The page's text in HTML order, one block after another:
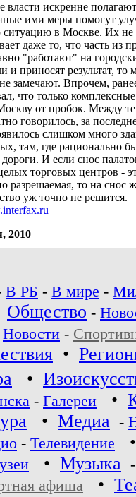
власти искренне
ими меры помогут
в Москве. Их не
даже то, что часть из
"работают" на
и приносят результат, то
замечают. Впрочем,
что только
от пробок. Между
говорилось, за
слишком много
там, где рационально
И если снос
торговых центров -
разрешаемая, то на снос
уж точно не решится.
2010
В РБ - В мире -
Общество -
Новости -
•
•
- Галереи •
• Медиа -
- Телевидение
• Музыка
афиша •